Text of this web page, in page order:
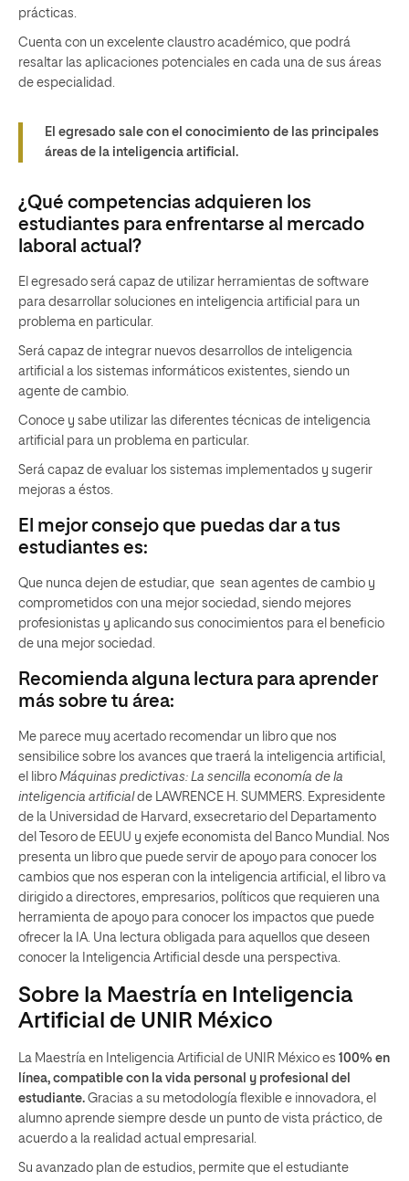
prácticas.
Cuenta con un excelente claustro académico, que podrá
resaltar las aplicaciones potenciales en cada una de sus áreas
de especialidad.
El egresado sale con el conocimiento de las principales
áreas de la inteligencia artificial.
¿Qué competencias adquieren los
estudiantes para enfrentarse al mercado
laboral actual?
El egresado será capaz de utilizar herramientas de software
para desarrollar soluciones en inteligencia artificial para un
problema en particular.
Será capaz de integrar nuevos desarrollos de inteligencia
artificial a los sistemas informáticos existentes, siendo un
agente de cambio.
Conoce y sabe utilizar las diferentes técnicas de inteligencia
artificial para un problema en particular.
Será capaz de evaluar los sistemas implementados y sugerir
mejoras a éstos.
El mejor consejo que puedas dar a tus
estudiantes es:
Que nunca dejen de estudiar, que sean agentes de cambio y
comprometidos con una mejor sociedad, siendo mejores
profesionistas y aplicando sus conocimientos para el beneficio
de una mejor sociedad.
Recomienda alguna lectura para aprender
más sobre tu área:
Me parece muy acertado recomendar un libro que nos
sensibilice sobre los avances que traerá la inteligencia artificial,
el libro Máquinas predictivas: La sencilla economía de la
inteligencia artificial de LAWRENCE H. SUMMERS. Expresidente
de la Universidad de Harvard, exsecretario del Departamento
del Tesoro de EEUU y exjefe economista del Banco Mundial. Nos
presenta un libro que puede servir de apoyo para conocer los
cambios que nos esperan con la inteligencia artificial, el libro va
dirigido a directores, empresarios, políticos que requieren una
herramienta de apoyo para conocer los impactos que puede
ofrecer la IA. Una lectura obligada para aquellos que deseen
conocer la Inteligencia Artificial desde una perspectiva.
Sobre la Maestría en Inteligencia
Artificial de UNIR México
La Maestría en Inteligencia Artificial de UNIR México es 100% en
línea, compatible con la vida personal y profesional del
estudiante. Gracias a su metodología flexible e innovadora, el
alumno aprende siempre desde un punto de vista práctico, de
acuerdo a la realidad actual empresarial.
Su avanzado plan de estudios, permite que el estudiante